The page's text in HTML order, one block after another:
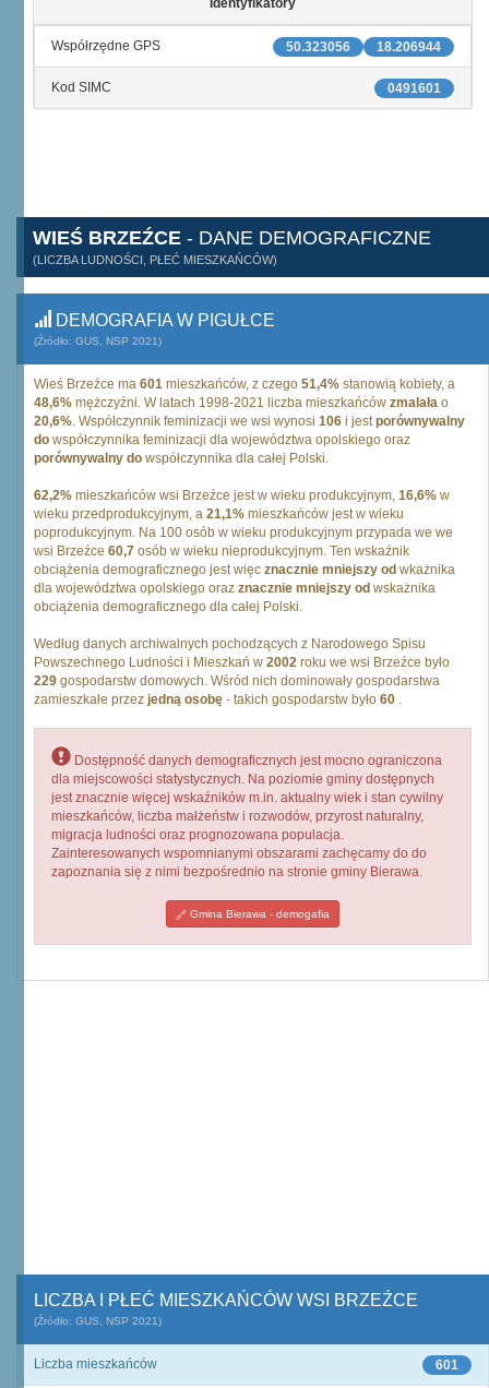
Identyfikatory
18.206944
50.323056
Współrzędne GPS
0491601
Kod SIMC
WIEŚ BRZEŹCE - DANE DEMOGRAFICZNE
(LICZBA LUDNOŚCI, PŁEĆ MIESZKAŃCÓW)
DEMOGRAFIA W PIGUŁCE
(Źródło: GUS, NSP 2021)
Wieś Brzeźce ma 601 mieszkańców, z czego 51,4% stanowią kobiety, a
48,6% mężczyźni. W latach 1998-2021 liczba mieszkańców zmalała o
20,6%. Współczynnik feminizacji we wsi wynosi 106 i jestporównywalny
do współczynnika feminizacji dla województwa opolskiego oraz
porównywalny do współczynnika dla całej Polski.
62,2% mieszkańców wsi Brzeźce jest w wieku produkcyjnym, 16,6% w
wieku przedprodukcyjnym, a 21,1% mieszkańców jest w wieku
poprodukcyjnym. Na 100 osób w wieku produkcyjnym przypada we we
wsi Brzeźce 60,7 osób w wieku nieprodukcyjnym. Ten wskaźnik
obciążenia demograficznego jest więc znacznie mniejszy od wkażnika
dla województwa opolskiego oraz znacznie mniejszy od wskażnika
obciążenia demograficznego dla całej Polski.
Według danych archiwalnych pochodzących z Narodowego Spisu
Powszechnego Ludności i Mieszkań w 2002 roku we wsi Brzeźce było
229 gospodarstw domowych. Wśród nich dominowały gospodarstwa
zamieszkałe przez jedną osobę - takich gospodarstw było 60 .
Dostępność danych demograficznych jest mocno ograniczona
dla miejscowości statystycznych. Na poziomie gminy dostępnych
jest znacznie więcej wskaźników m.in. aktualny wiek i stan cywilny
mieszkańców, liczba małżeństw i rozwodów, przyrost naturalny,
migracja ludności oraz prognozowana populacja.
Zainteresowanych wspomnianymi obszarami zachęcamy do do
zapoznania się z nimi bezpośrednio na stronie gminy Bierawa.
Gmina Bierawa - demogafia
LICZBA I PŁEĆ MIESZKAŃCÓW WSI BRZEŹCE
(Źródło: GUS, NSP 2021)
601
Liczba mieszkańców